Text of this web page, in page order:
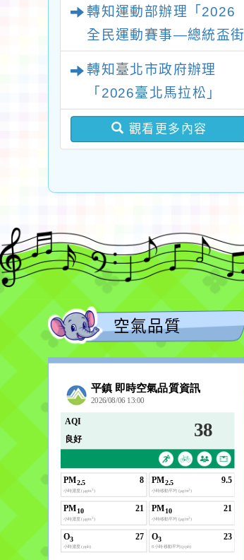
轉知運動部辦理「2026
全民運動賽事—總統盃街
轉知臺北市政府辦理
「2026臺北馬拉松」
觀看更多內容
空氣品質